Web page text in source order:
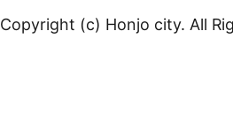
Copyright (c) Honjo city. All